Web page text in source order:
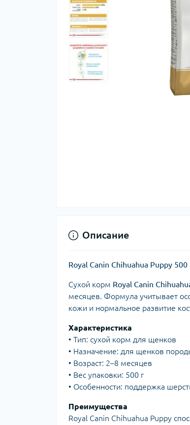
Описание
Royal Canin Chihuahua Puppy
Сухой корм Royal Canin
месяцев. Формула учитывает
кожи и нормальное развитие
Характеристика
• Тип: сухой корм для щенков
• Назначение: для щенков
• Возраст: 2–8 месяцев
• Вес упаковки: 500 г
• Особенности: поддержка
Преимущества
Royal Canin Chihuahua Puppy